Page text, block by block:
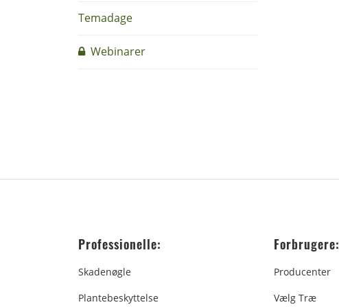
Temadage
Webinarer
Professionelle:
Skadenøgle
Plantebeskyttelse
Forbrugere:
Producenter
Vælg Træ